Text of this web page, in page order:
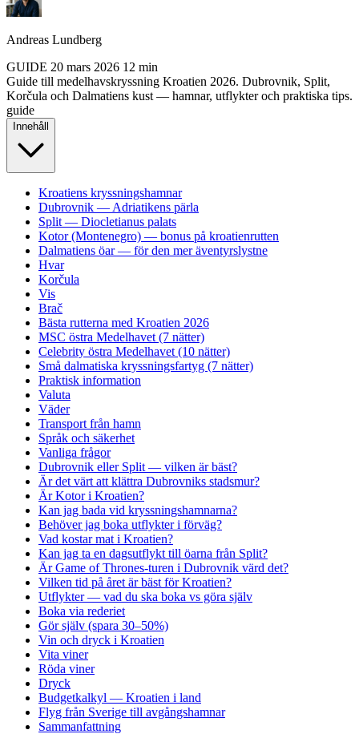
Andreas Lundberg
GUIDE 20 mars 2026 12 min
Guide till medelhavskryssning Kroatien 2026. Dubrovnik, Split,
Korčula och Dalmatiens kust — hamnar, utflykter och praktiska tips.
guide
Innehåll
Kroatiens kryssningshamnar
Dubrovnik — Adriatikens pärla
Split — Diocletianus palats
Kotor (Montenegro) — bonus på kroatienrutten
Dalmatiens öar — för den mer äventyrslystne
Hvar
Korčula
Vis
Brač
Bästa rutterna med Kroatien 2026
MSC östra Medelhavet (7 nätter)
Celebrity östra Medelhavet (10 nätter)
Små dalmatiska kryssningsfartyg (7 nätter)
Praktisk information
Valuta
Väder
Transport från hamn
Språk och säkerhet
Vanliga frågor
Dubrovnik eller Split — vilken är bäst?
Är det värt att klättra Dubrovniks stadsmur?
Är Kotor i Kroatien?
Kan jag bada vid kryssningshamnarna?
Behöver jag boka utflykter i förväg?
Vad kostar mat i Kroatien?
Kan jag ta en dagsutflykt till öarna från Split?
Är Game of Thrones-turen i Dubrovnik värd det?
Vilken tid på året är bäst för Kroatien?
Utflykter — vad du ska boka vs göra själv
Boka via rederiet
Gör själv (spara 30–50%)
Vin och dryck i Kroatien
Vita viner
Röda viner
Dryck
Budgetkalkyl — Kroatien i land
Flyg från Sverige till avgångshamnar
Sammanfattning